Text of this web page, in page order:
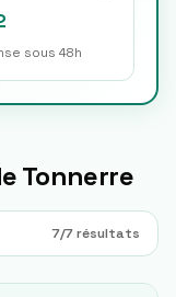
sous 48h
Tonnerre
7/7 résultats